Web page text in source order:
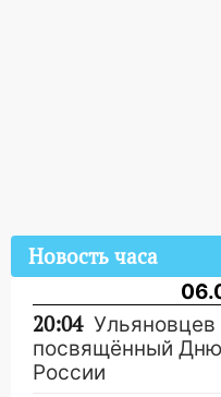
Новость часа
20:04 Ульяновцев
посвящённый
России